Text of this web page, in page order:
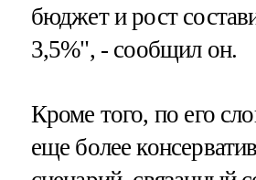
бюджет и рост
3,5%", - сообщил он.
Кроме того, по его
еще более